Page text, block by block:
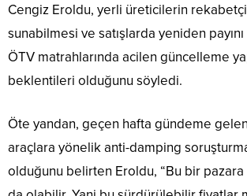
Cengiz Eroldu, yerli üreticilerin
sunabilmesi ve satışlarda yeniden
ÖTV matrahlarında acilen güncelleme
beklentileri olduğunu söyledi.
Öte yandan, geçen hafta gündeme gelen
araçlara yönelik anti-damping
olduğunu belirten Eroldu, “Bu bir pazara